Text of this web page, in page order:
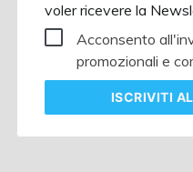
voler ricevere la
Acconsento
promozionali e
ISCRIVITI